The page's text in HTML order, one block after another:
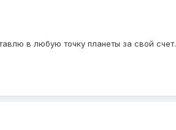
в любую точку планеты за свой счет.